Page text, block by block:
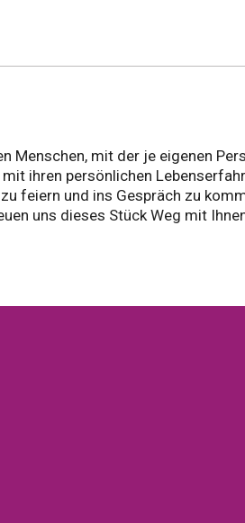
Menschen, mit der je eigenen
ihren persönlichen
feiern und ins Gespräch zu
uns dieses Stück Weg mit